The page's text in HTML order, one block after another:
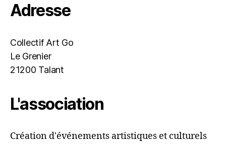
Adresse
Collectif Art Go
Le Grenier
21200 Talant
L'association
Création d'événements artistiques et culturels